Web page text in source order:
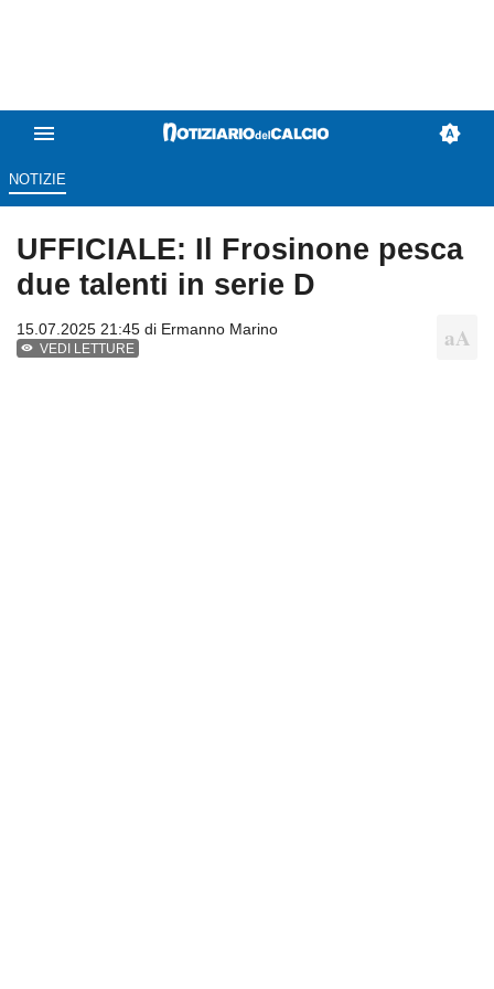
NOTIZIE
UFFICIALE: Il Frosinone pesca
due talenti in serie D
15.07.2025 21:45 di Ermanno Marino
VEDI LETTURE